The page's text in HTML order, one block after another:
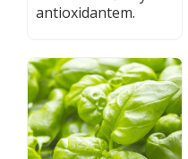
antioxidantem.